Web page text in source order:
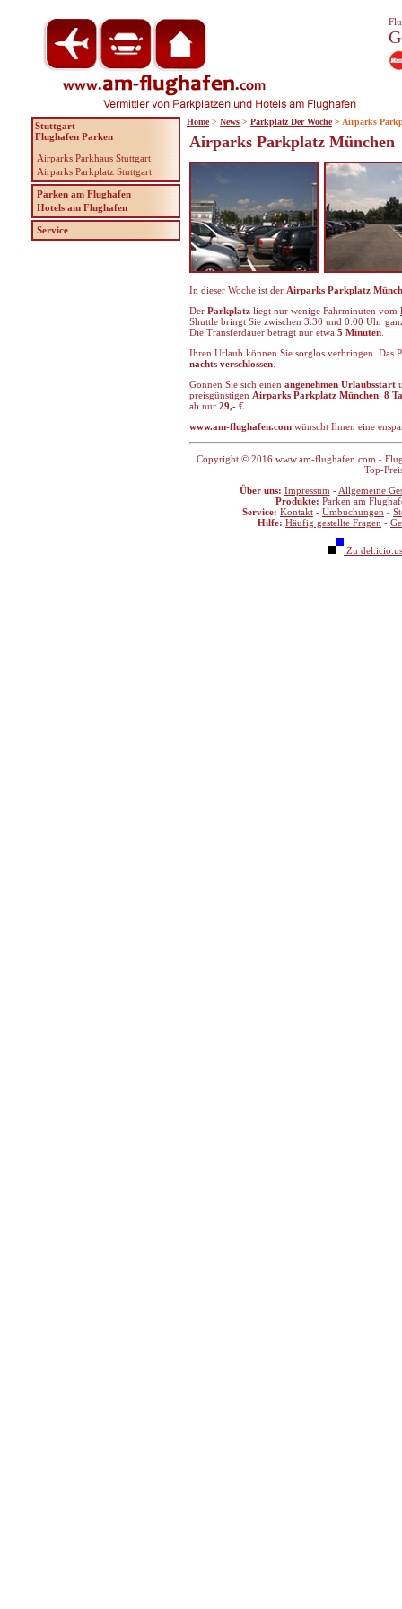
Airparks Parkplatz München
In dieser Woche ist der Airparks Parkplatz
Der Parkplatz liegt nur wenige Fahrminuten vom
Shuttle bringt Sie zwischen 3:30 und 0:00 Uhr
Die Transferdauer beträgt nur etwa 5 Minuten
Ihren Urlaub können Sie sorglos verbringen. Das
nachts verschlossen
Gönnen Sie sich einen angenehmen Urlaubsstart
preisgünstigen Airparks Parkplatz München 8
ab nur 29,- €
www.am-flughafen.com wünscht Ihnen eine
Copyright © 2016 www.am-flughafen.com -
Top-
Über uns: Impressum - Allgemeine
Produkte: Parken am
Service: Kontakt - Umbuchungen -
Hilfe: Häufig gestellte Fragen -
Zu
Stuttgart
Flughafen Parken
Airparks Parkhaus Stuttgart
Airparks Parkplatz Stuttgart
Parken am Flughafen
Hotels am Flughafen
Service
Home > News > Parkplatz Der Woche > Airparks